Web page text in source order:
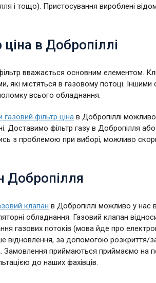
і тощо). Пристосування вироблені
в Добропіллі
вважається основним елементом.
які містяться в газовому потоці.
всього обладнання.
фільтр ціна в Добропіллі можливо
Доставимо фільтр газу в Добропілля
з проблемою при виборі, можливо
Добропілля
клапан в Добропіллі можливо у нас в
обладнання. Газовий клапан
газових потоків (мова йде про
відновлення, за допомогою розкриття/
Замовлення приймаються приймаємо на
до наших фахівців.